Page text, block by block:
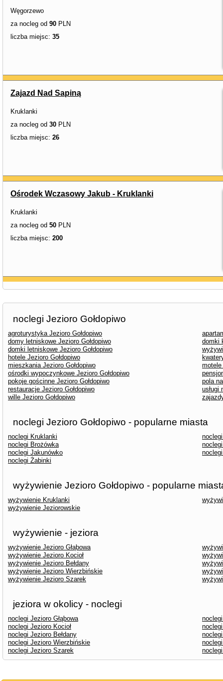
Węgorzewo
za nocleg od 90 PLN
liczba miejsc: 35
Zajazd Nad Sapiną
Kruklanki
za nocleg od 30 PLN
liczba miejsc: 26
Ośrodek Wczasowy Jakub - Kruklanki
Kruklanki
za nocleg od 50 PLN
liczba miejsc: 200
noclegi Jezioro Gołdopiwo
agroturystyka Jezioro Gołdopiwo
domy letniskowe Jezioro Gołdopiwo
domki
domki letniskowe Jezioro Gołdopiwo
hotele Jezioro Gołdopiwo
mieszkania Jezioro Gołdopiwo
motele
ośrodki wypoczynkowe Jezioro Gołdopiwo
pokoje gościnne Jezioro Gołdopiwo
pola
restauracje Jezioro Gołdopiwo
usługi
wille Jezioro Gołdopiwo
noclegi Jezioro Gołdopiwo - popularne miasta
noclegi Kruklanki
noclegi Brożówka
noclegi Jakunówko
noclegi Żabinki
wyżywienie Jezioro Gołdopiwo - popularne
wyżywienie Kruklanki
wyżywienie Jeziorowskie
wyżywienie - jeziora
wyżywienie Jezioro Głąbowa
wyżywienie Jezioro Kocioł
wyżywienie Jezioro Bełdany
wyżywienie Jezioro Wierzbińskie
wyżywienie Jezioro Szarek
jeziora w okolicy - noclegi
noclegi Jezioro Głąbowa
noclegi Jezioro Kocioł
noclegi Jezioro Bełdany
noclegi Jezioro Wierzbińskie
noclegi Jezioro Szarek